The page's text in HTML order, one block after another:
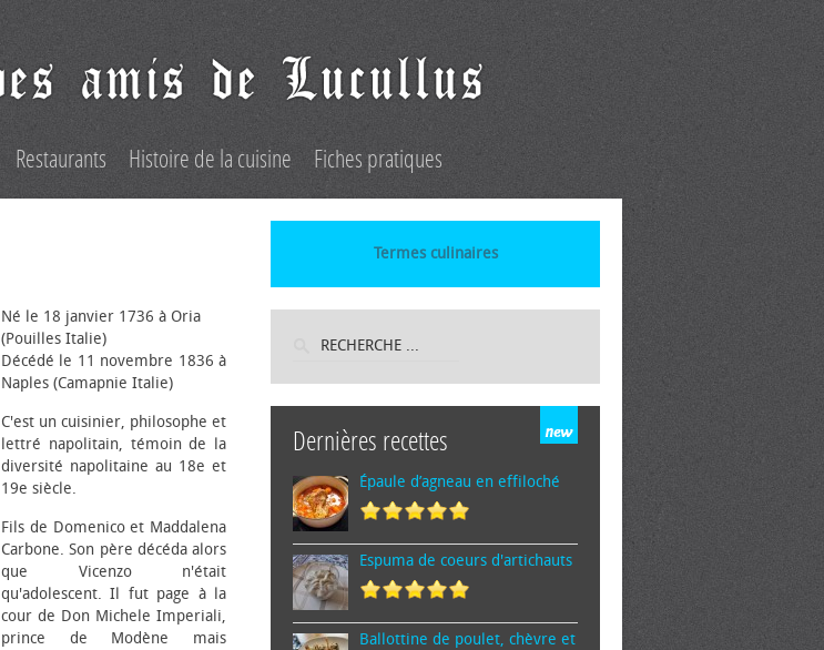
Restaurants Histoire de la cuisine Fiches pratiques
Né le 18 janvier 1736 à Oria
(Pouilles Italie)
Décédé le 11 novembre 1836 à
Naples (Camapnie Italie)
C'est un cuisinier, philosophe et
lettré napolitain, témoin de la
diversité napolitaine au 18e et
19e siècle.
Fils de Domenico et Maddalena
Carbone. Son père décéda alors
que Vicenzo n'était
qu'adolescent. Il fut page à la
cour de Don Michele Imperiali,
prince de Modène mais
Termes culinaires
Dernières recettes
Épaule d’agneau en effiloché
Espuma de cœurs d'artichauts
Ballottine de poulet, chèvre et